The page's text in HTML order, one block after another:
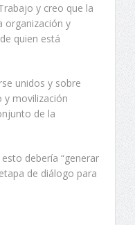
y creo que la
organización y
quien está
unidos y sobre
y movilización
de la
debería “generar
de diálogo para